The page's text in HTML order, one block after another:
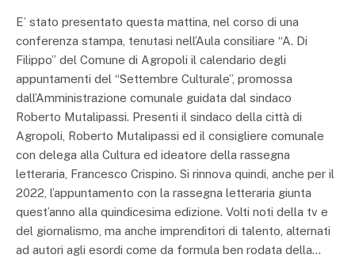
E’ stato presentato questa mattina, nel corso di una
conferenza stampa, tenutasi nell’Aula consiliare “A. Di
Filippo” del Comune di Agropoli il calendario degli
appuntamenti del “Settembre Culturale”, promossa
dall’Amministrazione comunale guidata dal sindaco
Roberto Mutalipassi. Presenti il sindaco della città di
Agropoli, Roberto Mutalipassi ed il consigliere comunale
con delega alla Cultura ed ideatore della rassegna
letteraria, Francesco Crispino. Si rinnova quindi, anche per il
2022, l’appuntamento con la rassegna letteraria giunta
quest’anno alla quindicesima edizione. Volti noti della tv e
del giornalismo, ma anche imprenditori di talento, alternati
ad autori agli esordi come da formula ben rodata della…